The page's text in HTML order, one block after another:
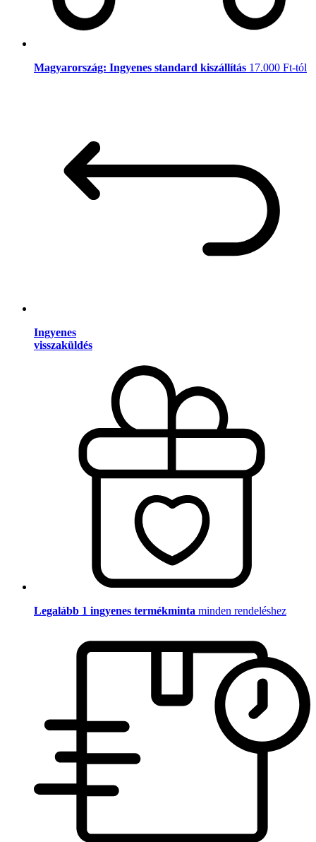
Magyarország: Ingyenes standard kiszállítás 17.000 Ft-tól
Ingyenes
visszaküldés
Legalább 1 ingyenes termékminta minden rendeléshez